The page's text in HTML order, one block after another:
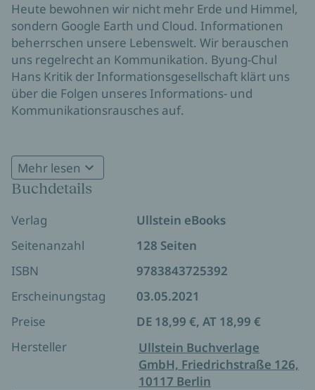
Heute bewohnen wir nicht mehr Erde und Himmel,
sondern Google Earth und Cloud. Informationen
beherrschen unsere Lebenswelt. Wir berauschen
uns regelrecht an Kommunikation. Byung-Chul
Hans Kritik der Informationsgesellschaft klärt uns
über die Folgen unseres Informations- und
Kommunikationsrausches auf.
Medientheoretiker Vilém Flusser fest: »Undinge
dringen gegenwärtig von allen Seiten in unsere
Umwelt, und sie verdrängen die Dinge. Man nennt
diese Undinge Informationen.« Die Dinge rücken
heute immer mehr in den Hintergrund der
Aufmerksamkeit. Die Welt als Infosphäre überlagert
zum Unding verändert massiv unsere
Wahrnehmung und Weltbeziehung. Byung-Chul
Hans neuer Essay kreist um Dinge und Undinge. Er
entwickelt sowohl eine Philosophie des
Smartphones als auch eine Kritik der Künstlichen
Intelligenz aus ungewohnter Perspektive.
Gleichzeitig wendet er sich der Magie der Dinge zu
Mehr lesen
Buchdetails
Verlag
Ullstein eBooks
Seitenanzahl
128 Seiten
ISBN
9783843725392
Erscheinungstag
03.05.2021
Preise
DE 18,99 €, AT 18,99 €
Hersteller
Ullstein Buchverlage
GmbH, Friedrichstraße 126,
10117 Berlin